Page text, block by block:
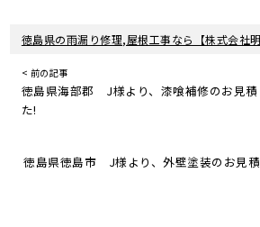
徳島県の雨漏り修理,屋根工事なら【株式会社
< 前の記事
徳島県海部郡 J様より、漆喰補修のお見積
た!
徳島県徳島市 J様より、外壁塗装のお見